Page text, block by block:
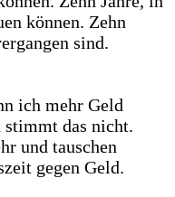
können. Zehn
sind.
ich mehr Geld
stimmt das nicht.
und tauschen
gegen Geld.